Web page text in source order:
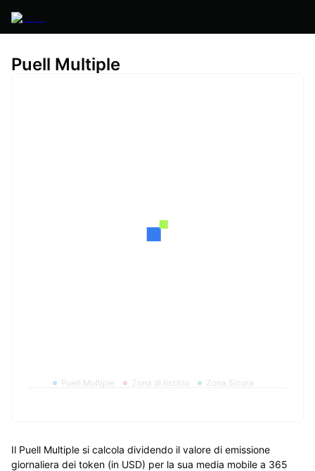
Puell Multiple
Puell Multiple Zona di rischio Zona Sicura
Il Puell Multiple si calcola dividendo il valore di emissione
giornaliera dei token (in USD) per la sua media mobile a 365